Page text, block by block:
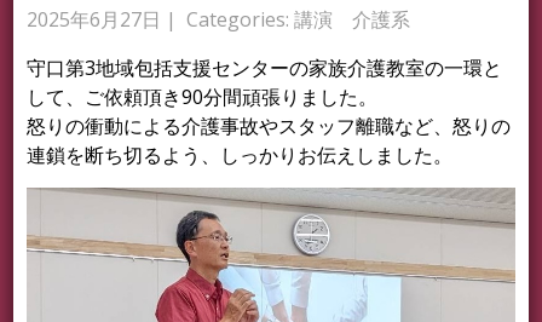
2025年6月27日 | Categories: 講演 介護系
守口第3地域包括支援センターの家族介護教室の一環と
して、ご依頼頂き90分間頑張りました。
怒りの衝動による介護事故やスタッフ離職など、怒りの
連鎖を断ち切るよう、しっかりお伝えしました。